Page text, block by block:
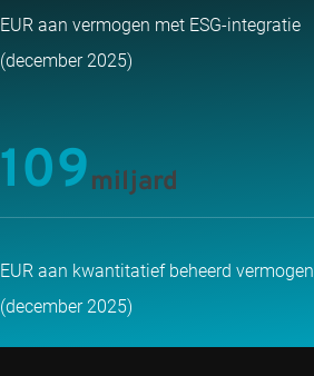
EUR aan vermogen met ESG-integratie
(december 2025)
109miljard
EUR aan kwantitatief beheerd vermogen
(december 2025)